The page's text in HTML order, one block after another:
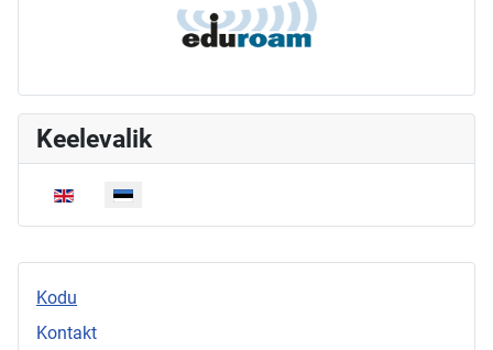
Kodu
Kontakt
Keelevalik
Vali keel